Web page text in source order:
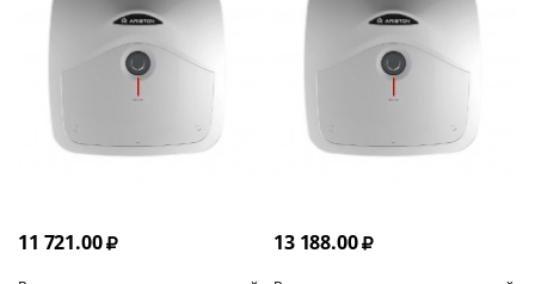
11 721.00 13 188.00